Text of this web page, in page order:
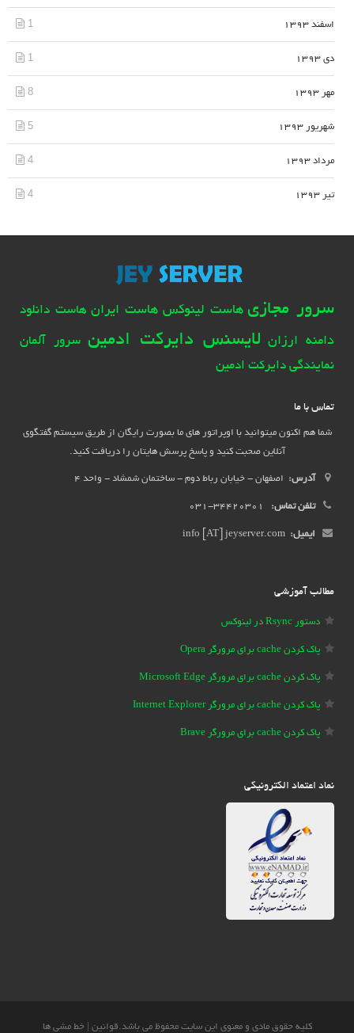
اسفند 1393 1
دی 1393 1
مهر 1393 8
شهریور 1393 5
مرداد 1393 4
تیر 1393 4
کلیه حقوق مادی و معنوی این سایت محفوظ می باشد.قوانین خط مشی ها
سرور مجازی هاست لینوکس هاست ایران هاست دانلود
دامنه ارزان لایسنس دایرکت ادمین سرور آلمان
نمایندگی دایرکت ادمین
تماس با ما
شما هم اکنون میتوانید با اوپراتور های ما بصورت رایگان از طریق سیستم گفتگوی
آنلاین صحبت کنید و پاسخ پرسش هایتان را دریافت کنید.
آدرس: اصفهان - خیابان رباط دوم - ساختمان شمشاد - واحد 4
تلفن تماس:
ایمیل:
مطالب آموزشی
دستور Rsync در لینوکس
پاک کردن cache برای مرورگر Opera
پاک کردن cache برای مرورگر Microsoft Edge
پاک کردن cache برای مرورگر Internet Explorer
پاک کردن cache برای مرورگر Brave
نماد اعتماد الکترونیکی